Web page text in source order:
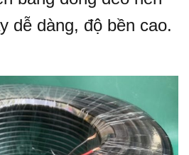
dễ dàng, độ bền cao.